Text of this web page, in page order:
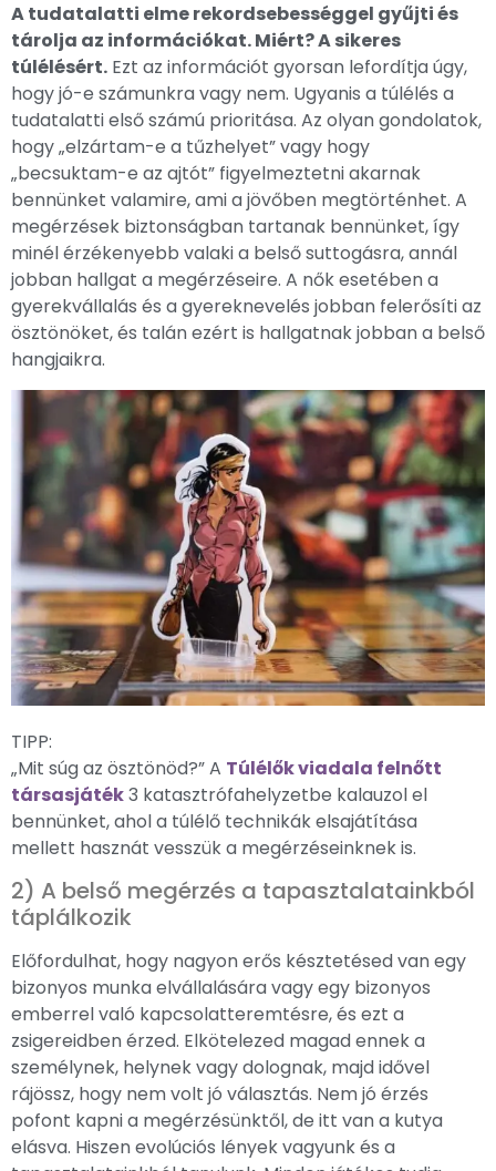
A tudatalatti elme rekordsebességgel gyűjti és
tárolja az információkat. Miért? A sikeres
túlélésért. Ezt az információt gyorsan lefordítja úgy,
hogy jó-e számunkra vagy nem. Ugyanis a túlélés a
tudatalatti első számú prioritása. Az olyan gondolatok,
hogy „elzártam-e a tűzhelyet” vagy hogy
„becsuktam-e az ajtót” figyelmeztetni akarnak
bennünket valamire, ami a jövőben megtörténhet. A
megérzések biztonságban tartanak bennünket, így
minél érzékenyebb valaki a belső suttogásra, annál
jobban hallgat a megérzéseire. A nők esetében a
gyerekvállalás és a gyereknevelés jobban felerősíti az
ösztönöket, és talán ezért is hallgatnak jobban a belső
hangjaikra.
TIPP:
„Mit súg az ösztönöd?” A Túlélők viadala felnőtt
társasjáték3 katasztrófahelyzetbe kalauzol el
bennünket, ahol a túlélő technikák elsajátítása
mellett hasznát vesszük a megérzéseinknek is.
2) A belső megérzés a tapasztalatainkból
táplálkozik
Előfordulhat, hogy nagyon erős késztetésed van egy
bizonyos munka elvállalására vagy egy bizonyos
emberrel való kapcsolatteremtésre, és ezt a
zsigereidben érzed. Elkötelezed magad ennek a
személynek, helynek vagy dolognak, majd idővel
rájössz, hogy nem volt jó választás. Nem jó érzés
pofont kapni a megérzésünktől, de itt van a kutya
elásva. Hiszen evolúciós lények vagyunk és a